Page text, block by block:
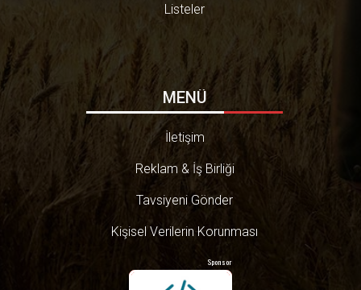
Listeler
MENÜ
İletişim
Reklam & İş Birliği
Tavsiyeni Gönder
Kişisel Verilerin Korunması
Sponsor